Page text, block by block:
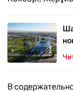
В